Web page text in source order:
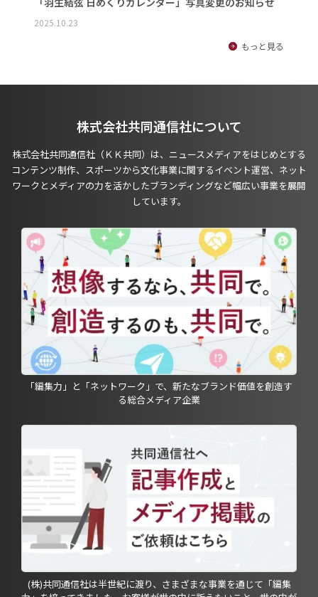
2025.10.23
もっと見る
株式会社共同通信社について
株式会社共同通信社（ＫＫ共同）は、ニュースメディアをはじめとする
コンテンツ制作、スポーツから文化事業に関するイベント運営、ネット
ワークとメディアの力を活かしたブランディングなど幅広い事業を展開
しています。
「編集力」と「ネットワーク」で、新たなブランド価値を創造す
る総合メディア企業
(株)共同通信社は半世紀に渡り、さまざまな事業を通じて「編集